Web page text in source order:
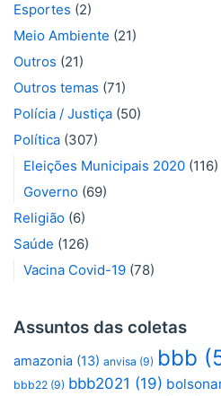
Esportes (2)
Meio Ambiente (21)
Outros (21)
Outros temas (71)
Polícia / Justiça (50)
Política (307)
Eleições Municipais 2020 (116)
Governo (69)
Religião (6)
Saúde (126)
Vacina Covid-19 (78)
Assuntos das coletas
amazonia (13) anvisa (9) bbb
bbb22 (9) bbb2021 (19)